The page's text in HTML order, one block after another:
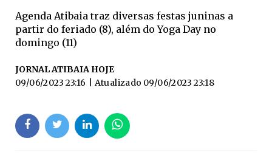
Agenda Atibaia traz diversas festas juninas a
partir do feriado (8), além do Yoga Day no
domingo (11)
JORNAL ATIBAIA HOJE
09/06/2023 23:16
| Atualizado 09/06/2023 23:18